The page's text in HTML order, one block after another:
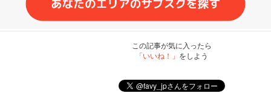
この記事が気に入ったら
「いいね！」 をしよう